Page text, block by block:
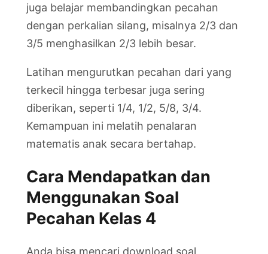
juga belajar membandingkan pecahan
dengan perkalian silang, misalnya 2/3 dan
3/5 menghasilkan 2/3 lebih besar.
Latihan mengurutkan pecahan dari yang
terkecil hingga terbesar juga sering
diberikan, seperti 1/4, 1/2, 5/8, 3/4.
Kemampuan ini melatih penalaran
matematis anak secara bertahap.
Cara Mendapatkan dan
Menggunakan Soal
Pecahan Kelas 4
Anda bisa mencari download soal